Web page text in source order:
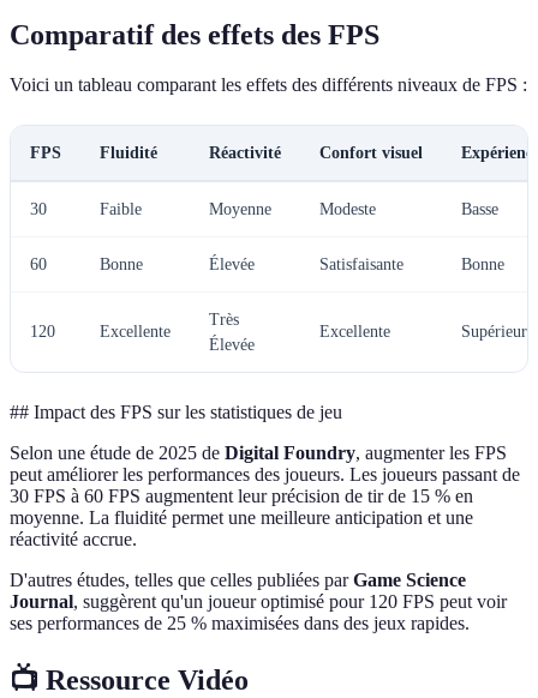
Comparatif des effets des FPS
Voici un tableau comparant les effets des différents niveaux de FPS :
FPS Fluidité Réactivité Confort visuel
30 Faible Moyenne Modeste Basse
60 Bonne Élevée Satisfaisante Bonne
120 Excellente
Très
Élevée
Excellente Supérieure
## Impact des FPS sur les statistiques de jeu
Selon une étude de 2025 de Digital Foundry, augmenter les FPS
peut améliorer les performances des joueurs. Les joueurs passant de
30 FPS à 60 FPS augmentent leur précision de tir de 15 % en
moyenne. La fluidité permet une meilleure anticipation et une
réactivité accrue.
D'autres études, telles que celles publiées parGame Science
Journal, suggèrent qu'un joueur optimisé pour 120 FPS peut voir
ses performances de 25 % maximisées dans des jeux rapides.
📺 Ressource Vidéo